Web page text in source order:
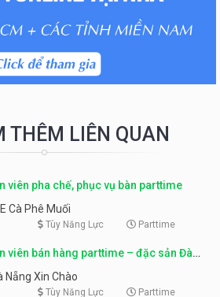
THÊM LIÊN QUAN
viên pha chế, phục vụ bàn parttime
Cà Phê Muối
Tùy Năng Lực Parttime
viên bán hàng parttime – đặc sản Đà
Nẵng Xin Chào
Tùy Năng Lực Parttime